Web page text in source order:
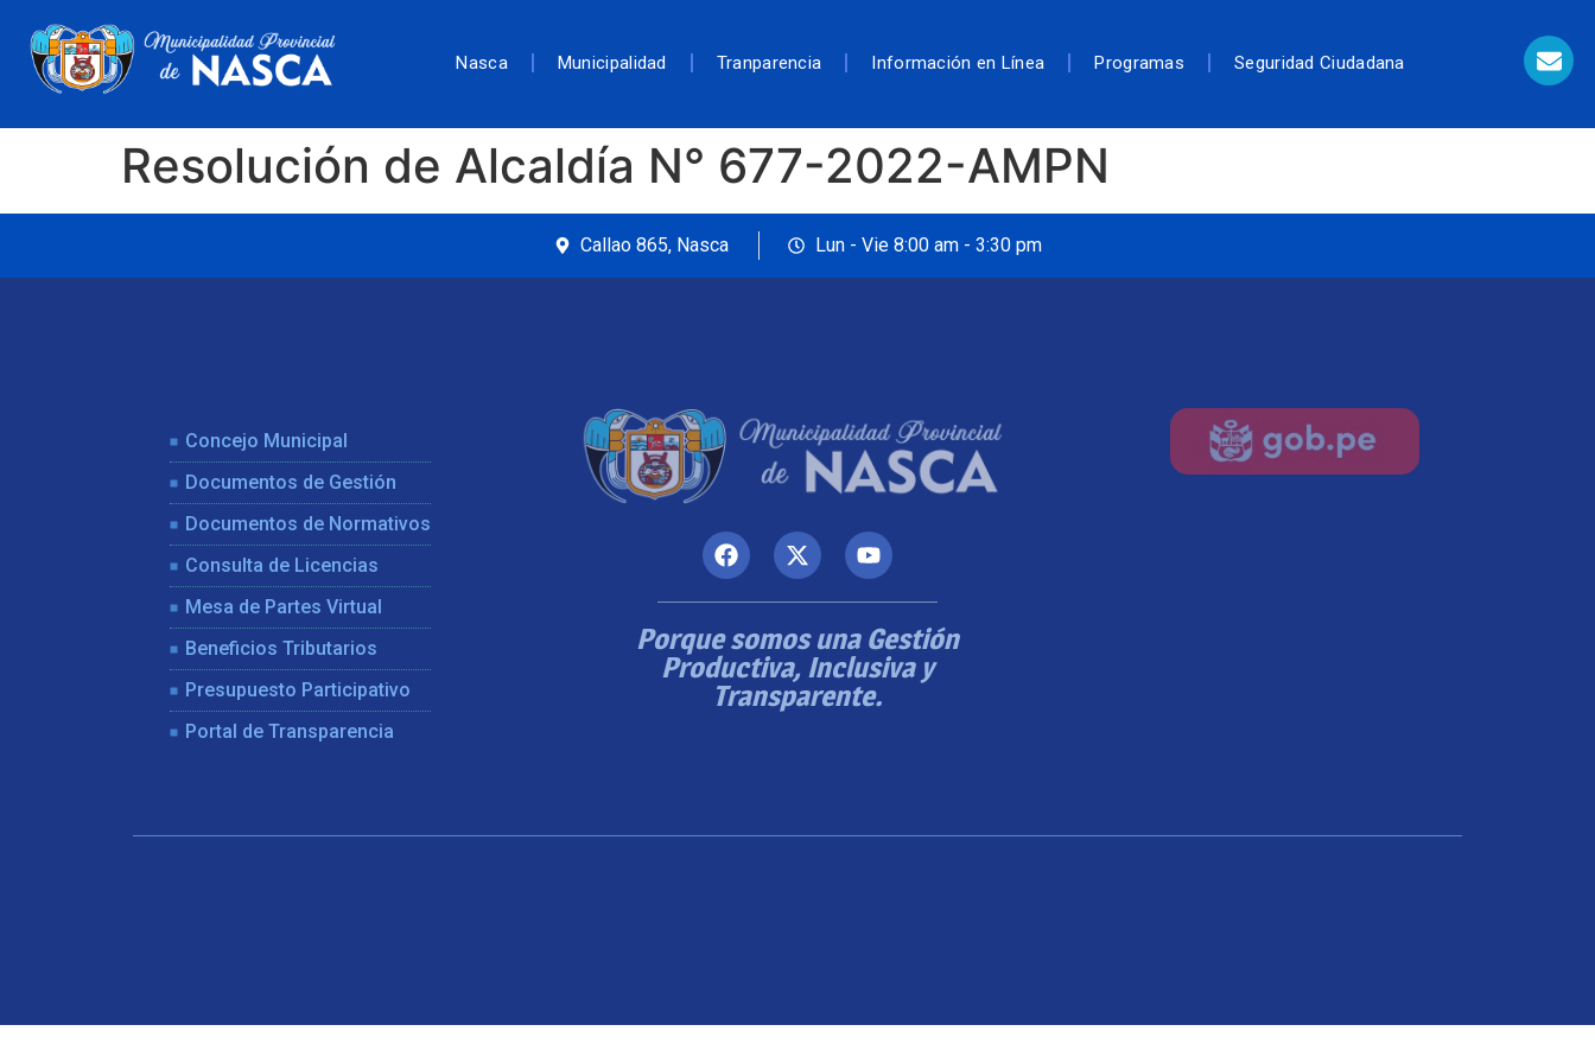
Nasca Municipalidad Tranparencia Información en Línea Programas Seguridad Ciudadana
Resolución de Alcaldía N° 677-2022-AMPN
Callao 865, Nasca Lun - Vie 8:00 am - 3:30 pm
Concejo Municipal
Documentos de Gestión
Documentos de Normativos
Consulta de Licencias
Mesa de Partes Virtual
Beneficios Tributarios
Presupuesto Participativo
Portal de Transparencia
Porque somos una Gestión
Productiva, Inclusiva y
Transparente.